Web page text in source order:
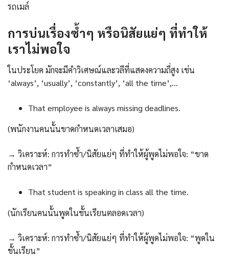
รถเมล์
การบ่นเรื่องซ้ำๆ หรือนิสัยแย่ๆ ที่ทำให้
เราไม่พอใจ
ในประโยค มักจะมีคำวิเศษณ์และวลีที่แสดงความถี่สูง เช่น
‘always’, ‘usually’, ‘constantly’, ‘all the time’,…
That employee is always missing deadlines.
(พนักงานคนนั้นขาดกำหนดเวลาเสมอ)
→ วิเคราะห์: การทำซ้ำ/นิสัยแย่ๆ ที่ทำให้ผู้พูดไม่พอใจ: “ขาด
กำหนดเวลา”
That student is speaking in class all the time.
(นักเรียนคนนั้นพูดในชั้นเรียนตลอดเวลา)
→ วิเคราะห์: การทำซ้ำ/นิสัยแย่ๆ ที่ทำให้ผู้พูดไม่พอใจ: “พูดใน
ชั้นเรียน”